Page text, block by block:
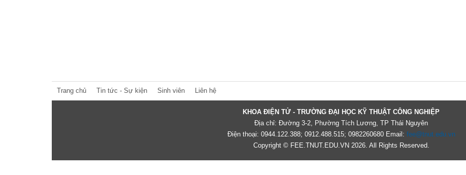
Trang chủ Tin tức - Sự kiện Sinh viên Liên hệ
KHOA ĐIỆN TỬ - TRƯỜNG ĐẠI HỌC KỸ THUẬT CÔNG NGHIỆP
Địa chỉ: Đường 3-2, Phường Tích Lương, TP Thái Nguyên
Điện thoại: 0944.122.388; 0912.488.515; 0982260680 Email: fee@tnut.edu.vn
Copyright © FEE.TNUT.EDU.VN 2026. All Rights Reserved.